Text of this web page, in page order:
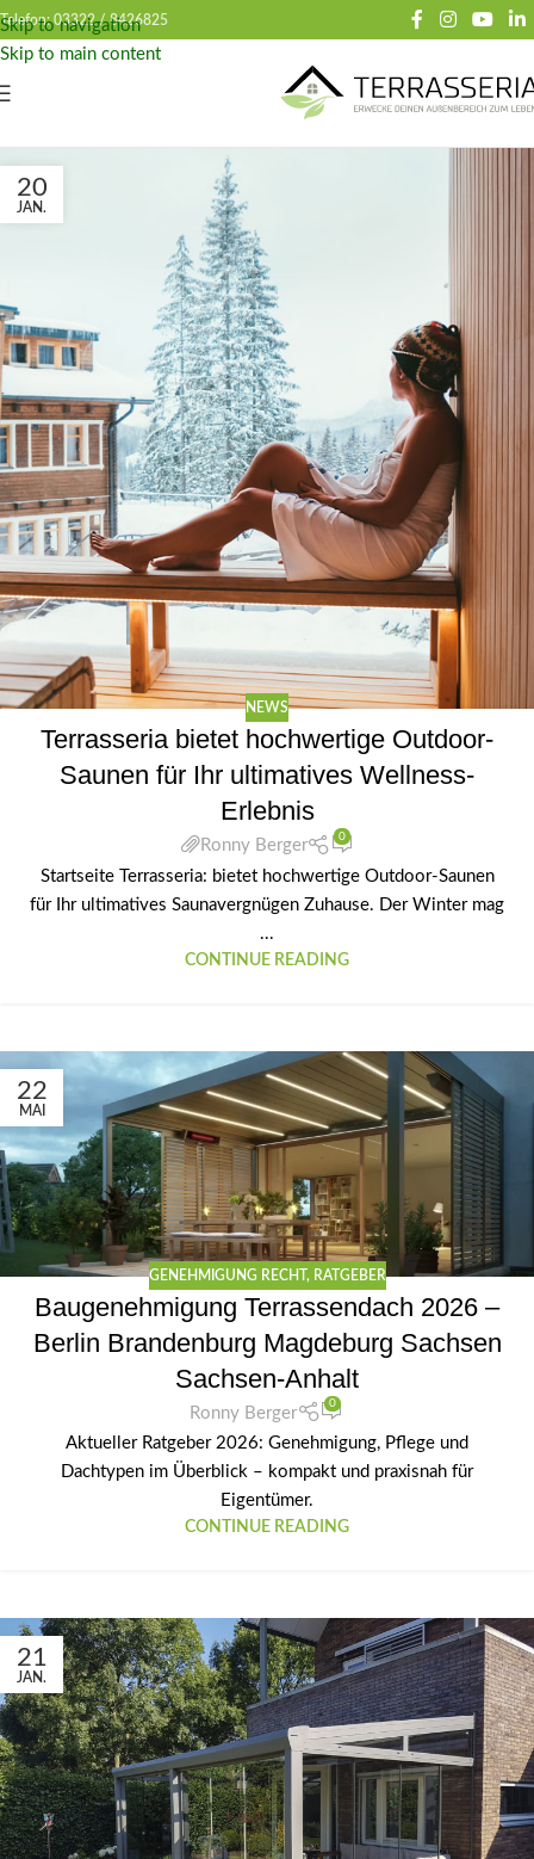
Skip to navigation
Skip to main content
Telefon: 03322 /8426825
20
JAN.
NEWS
Terrasseria bietet hochwertige Outdoor-
Saunen für Ihr ultimatives Wellness-
Erlebnis
Ronny Berger
0
Startseite Terrasseria: bietet hochwertige Outdoor-Saunen
für Ihr ultimatives Saunavergnügen Zuhause. Der Winter mag
...
CONTINUE READING
22
MAI
GENEHMIGUNG RECHT, RATGEBER
Baugenehmigung Terrassendach 2026 –
Berlin Brandenburg Magdeburg Sachsen
Sachsen-Anhalt
Ronny Berger
0
Aktueller Ratgeber 2026: Genehmigung, Pflege und
Dachtypen im Überblick – kompakt und praxisnah für
Eigentümer.
CONTINUE READING
21
JAN.